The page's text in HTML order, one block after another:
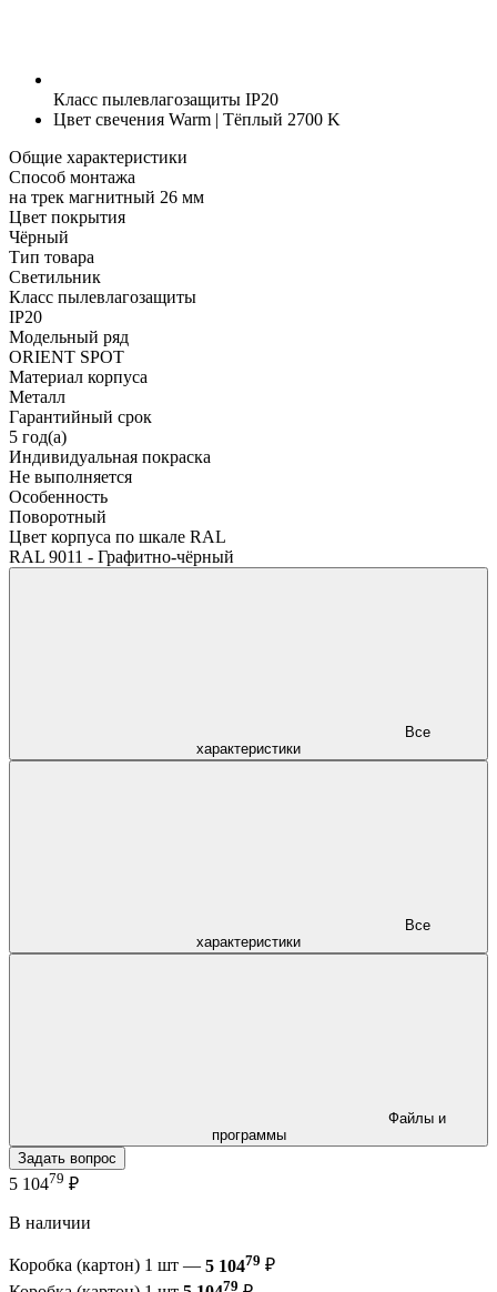
Класс пылевлагозащиты IP20
Цвет свечения Warm | Тёплый 2700 K
Общие характеристики
Способ монтажа
на трек магнитный 26 мм
Цвет покрытия
Чёрный
Тип товара
Светильник
Класс пылевлагозащиты
IP20
Модельный ряд
ORIENT SPOT
Материал корпуса
Металл
Гарантийный срок
5 год(а)
Индивидуальная покраска
Не выполняется
Особенность
Поворотный
Цвет корпуса по шкале RAL
RAL 9011 - Графитно-чёрный
характеристики
характеристики
программы
Задать вопрос
5 10479 ₽
В наличии
Коробка (картон) 1 шт — 5 10479 ₽
79